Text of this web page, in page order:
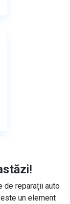
de reparații auto
un element